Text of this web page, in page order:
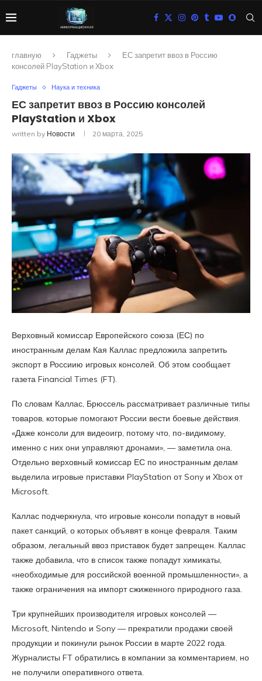
главную Гаджеты
ЕС запретит ввоз в Россию
консолей PlayStation и Xbox
Гаджеты Наука и техника
ЕС запретит ввоз в Россию консолей
PlayStation и Xbox
written by Новости 20 марта, 2025
Верховный комиссар Европейского союза (ЕС) по
иностранным делам Кая Каллас предложила запретить
экспорт в Россиию игровых консолей. Об этом сообщает
газета Financial Times (FT).
По словам Каллас, Брюссель рассматривает различные типы
товаров, которые помогают России вести боевые действия.
«Даже консоли для видеоигр, потому что, по-видимому,
именно с них они управляют дронами», — заметила она.
Отдельно верховный комиссар ЕС по иностранным делам
выделила игровые приставки PlayStation от Sony и Xbox от
Microsoft.
Каллас подчеркнула, что игровые консоли попадут в новый
пакет санкций, о которых объявят в конце февраля. Таким
образом, легальный ввоз приставок будет запрещен. Каллас
также добавила, что в список также попадут химикаты,
«необходимые для российской военной промышленности», а
также ограничения на импорт сжиженного природного газа.
Три крупнейших производителя игровых консолей —
Microsoft, Nintendo и Sony — прекратили продажи своей
продукции и покинули рынок России в марте 2022 года.
Журналисты FT обратились в компании за комментарием, но
не получили оперативного ответа.